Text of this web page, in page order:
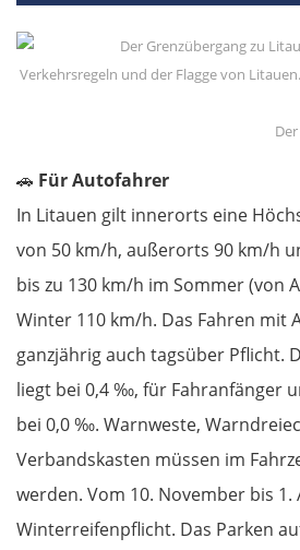
🚗 Für Autofahrer
In Litauen gilt innerorts eine
von 50 km/h, außerorts 90 km/h
bis zu 130 km/h im Sommer (von
Winter 110 km/h. Das Fahren mit
ganzjährig auch tagsüber Pflicht.
liegt bei 0,4 ‰, für Fahranfänger
bei 0,0 ‰. Warnweste,
Verbandskasten müssen im
werden. Vom 10. November bis 1.
Winterreifenpflicht. Das Parken